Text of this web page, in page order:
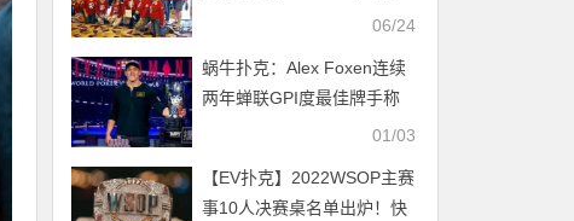
06/24
蜗牛扑克：Alex Foxen连续
两年蝉联GPI度最佳牌手称
01/03
【EV扑克】2022WSOP主赛
事10人决赛桌名单出炉！快